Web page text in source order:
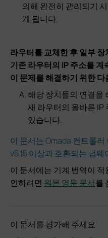
의해 완전히 관리되기
게 됩니다.
라우터를 교체한 후 일부
기존 라우터의 IP 주소를
이 문제를 해결하기 위한
해당 장치들의 연결을
새 라우터의 올바른 IP
있습니다.
이 문서는 Omada 컨트롤
v5.15 이상과 호환되는 펌
이 문서에는 기계 번역이
인하려면 원본 영문 문서를
이 문서를 평가해 주세요